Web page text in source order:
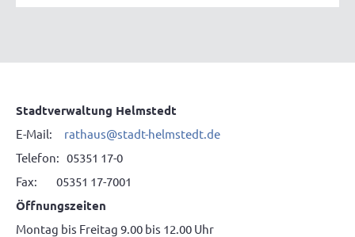
Stadtverwaltung Helmstedt
E-Mail: rathaus@stadt-helmstedt.de
Telefon: 05351 17-0
Fax: 05351 17-7001
Öffnungszeiten
Montag bis Freitag 9.00 bis 12.00 Uhr